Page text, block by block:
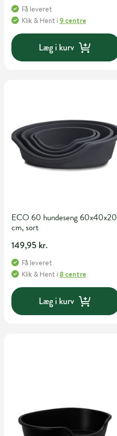
Få leveret
Klik & Hent i 9 centre
Læg i kurv
ECO 60 hundeseng 60x40x20
cm, sort
149,95 kr.
Få leveret
Klik & Hent i 8 centre
Læg i kurv